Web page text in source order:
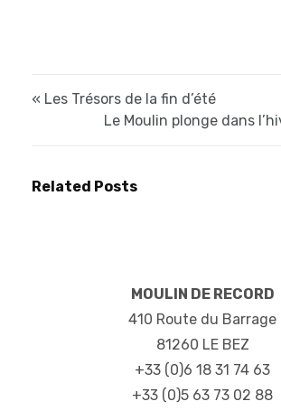
« Les Trésors de la fin d’été
Le Moulin plonge dans
Related Posts
MOULIN DE RECORD
410 Route du Barrage
81260 LE BEZ
+33 (0)6 18 31 74 63
+33 (0)5 63 73 02 88